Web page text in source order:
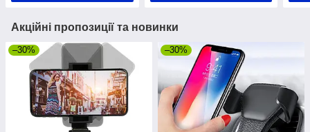
Акційні пропозиції та новинки
–30% –30%